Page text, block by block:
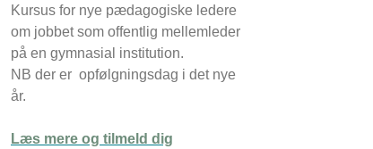
Kursus for nye pædagogiske ledere
om jobbet som offentlig mellemleder
på en gymnasial institution.
NB der er opfølgningsdag i det nye
år.
Læs mere og tilmeld dig